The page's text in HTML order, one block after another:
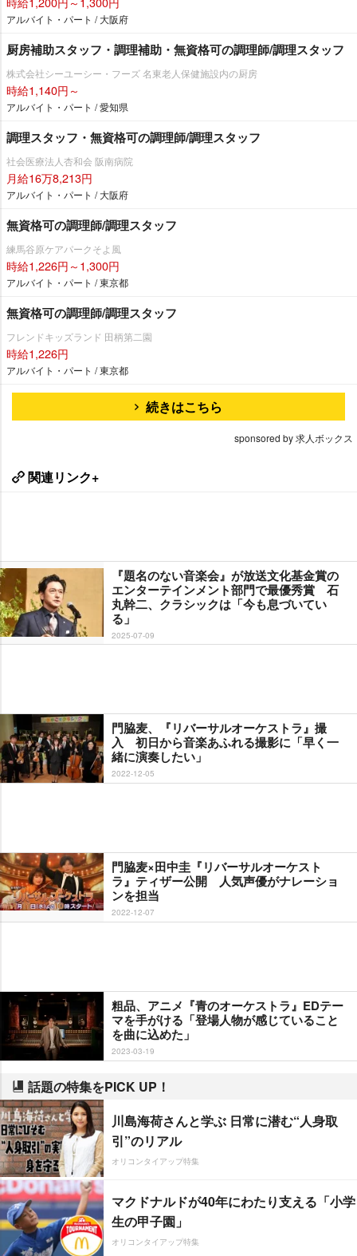
アルバイト・パート / 大阪府
厨房補助スタッフ・調理補助・無資格可の調理師/調理スタッフ
株式会社シーユーシー・フーズ 名東老人保健施設内の厨房
時給1,140円～
アルバイト・パート / 愛知県
調理スタッフ・無資格可の調理師/調理スタッフ
社会医療法人杏和会 阪南病院
月給16万8,213円
アルバイト・パート / 大阪府
無資格可の調理師/調理スタッフ
練馬谷原ケアパークそよ風
時給1,226円～1,300円
アルバイト・パート / 東京都
無資格可の調理師/調理スタッフ
フレンドキッズランド 田柄第二園
時給1,226円
アルバイト・パート / 東京都
続きはこちら
sponsored by 求人ボックス
関連リンク+
『題名のない音楽会』が放送文化基金賞の
エンターテインメント部門で最優秀賞 石
丸幹二、クラシックは「今も息づいてい
る」
2025-07-09
門脇麦、『リバーサルオーケストラ』撮
入 初日から音楽あふれる撮影に「早く一
緒に演奏したい」
2022-12-05
門脇麦×田中圭『リバーサルオーケスト
ラ』ティザー公開 人気声優がナレーショ
ンを担当
2022-12-07
粗品、アニメ『青のオーケストラ』EDテー
マを手がける「登場人物が感じていること
を曲に込めた」
2023-03-19
話題の特集をPICK UP！
川島海荷さんと学ぶ 日常に潜む“人身取
引”のリアル
オリコンタイアップ特集
マクドナルドが40年にわたり支える「小学
生の甲子園」
オリコンタイアップ特集